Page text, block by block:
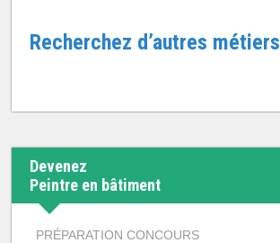
Recherchez d’autres métiers
Devenez
Peintre en bâtiment
PRÉPARATION CONCOURS